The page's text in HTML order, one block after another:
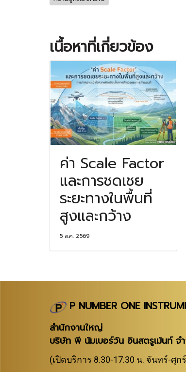
เนื้อหาที่เกี่ยวข้อง
ค่า Scale Factor
และการชดเชย
ระยะทางในพื้นที่
สูงและกว้าง
5 ส.ค. 2569
P NUMBER ONE
สำนักงานใหญ่
บริษัท พี นัมเบอร์วัน อินสตรูเม้นท์ จ
(เปิดบริการ 8.30-17.30 น. จันทร์-ศุก